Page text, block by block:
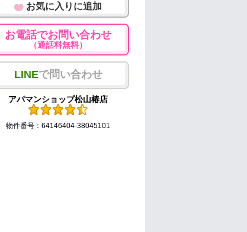
お気に入りに追加
お電話でお問い合わせ
（通話料無料）
LINEで問い合わせ
アパマンショップ松山椿店
物件番号：64146404-38045101